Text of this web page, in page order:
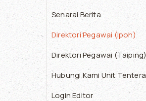
Senarai Berita
Direktori Pegawai (Ipoh)
Direktori Pegawai (Taiping)
Hubungi Kami Unit Tentera
Login Editor